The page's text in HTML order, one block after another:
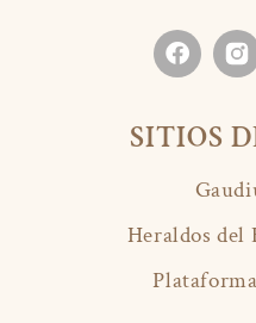
SITIOS
Heraldos del